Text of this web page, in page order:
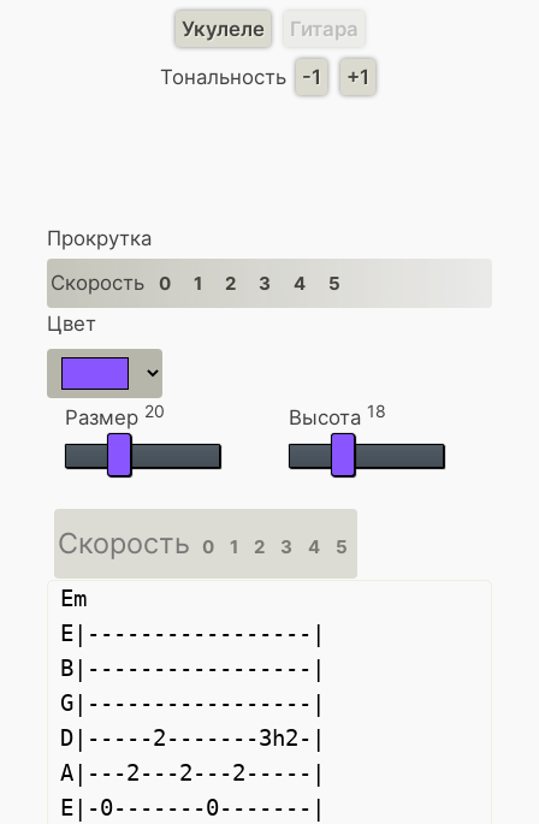
Укулеле
Гитара
Тональность
-1 +1
Прокрутка
Скорость
0 1 2 3 4 5
Цвет
Размер 20 Высота 18
Скорость 0 1 2 3 4 5
Em
E|-----------------|
B|-----------------|
G|-----------------|
D|-----2-------3h2-|
A|---2---2---2-----|
E|-0-------0-------|